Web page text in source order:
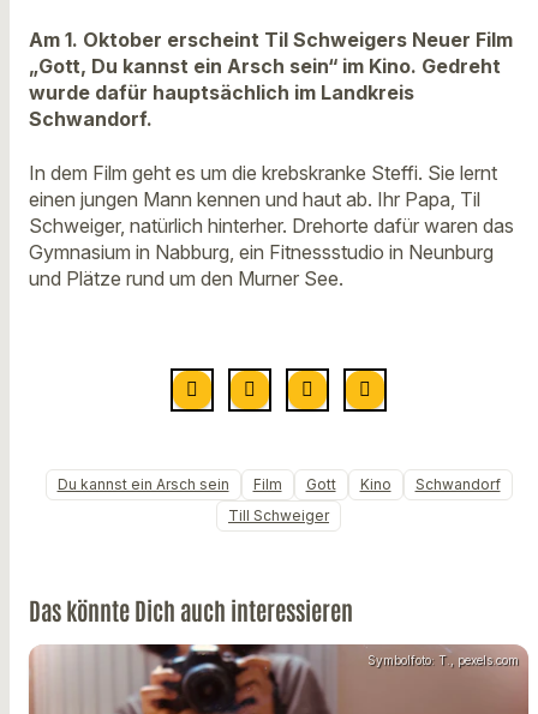
Am 1. Oktober erscheint Til Schweigers Neuer Film
„Gott, Du kannst ein Arsch sein“ im Kino. Gedreht
wurde dafür hauptsächlich im Landkreis
Schwandorf.
In dem Film geht es um die krebskranke Steffi. Sie lernt
einen jungen Mann kennen und haut ab. Ihr Papa, Til
Schweiger, natürlich hinterher. Drehorte dafür waren das
Gymnasium in Nabburg, ein Fitnessstudio in Neunburg
und Plätze rund um den Murner See.
Du kannst ein Arsch sein Film Gott Kino
Schwandorf
Till Schweiger
Das könnte Dich auch interessieren
Symbolfoto: T., pexels.com